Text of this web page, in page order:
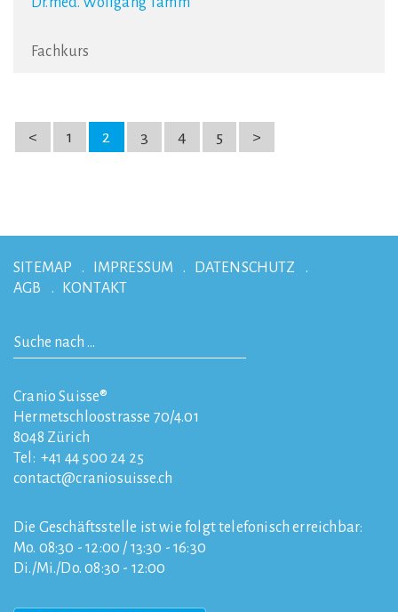
Fachkurs
< 1 2 3 4 5 >
SITEMAP IMPRESSUM
DATENSCHUTZ
AGB
KONTAKT
Cranio Suisse®
Hermetschloostrasse 70/4.01
8048 Zürich
Tel: +41 44 500 24 25
contact
craniosuisse.ch
Die Geschäftsstelle ist wie folgt telefonisch erreichbar:
Mo. 08:30 - 12:00 / 13:30 - 16:30
Di./Mi./Do. 08:30 - 12:00